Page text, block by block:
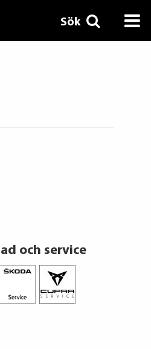
Sök
och service